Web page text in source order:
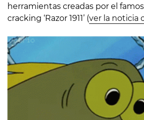
herramientas creadas por el
cracking ‘Razor 1911’ (ver la noticia